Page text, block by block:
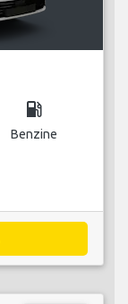
local_gas_station
Benzine